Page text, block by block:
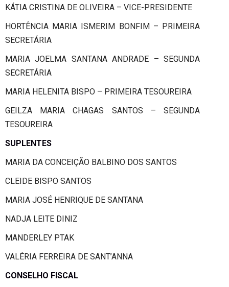
KÁTIA CRISTINA DE OLIVEIRA – VICE-PRESIDENTE
HORTÊNCIA MARIA ISMERIM BONFIM – PRIMEIRA
SECRETÁRIA
MARIA JOELMA SANTANA ANDRADE – SEGUNDA
SECRETÁRIA
MARIA HELENITA BISPO – PRIMEIRA TESOUREIRA
GEILZA MARIA CHAGAS SANTOS – SEGUNDA
TESOUREIRA
SUPLENTES
MARIA DA CONCEIÇÃO BALBINO DOS SANTOS
CLEIDE BISPO SANTOS
MARIA JOSÉ HENRIQUE DE SANTANA
NADJA LEITE DINIZ
MANDERLEY PTAK
VALÉRIA FERREIRA DE SANT’ANNA
CONSELHO FISCAL